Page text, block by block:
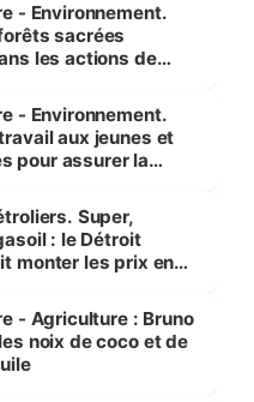
- Environnement.
sacrées
les actions de
- Environnement.
aux jeunes et
pour assurer la
Super,
: le Détroit
monter les prix en
- Agriculture : Bruno
noix de coco et de